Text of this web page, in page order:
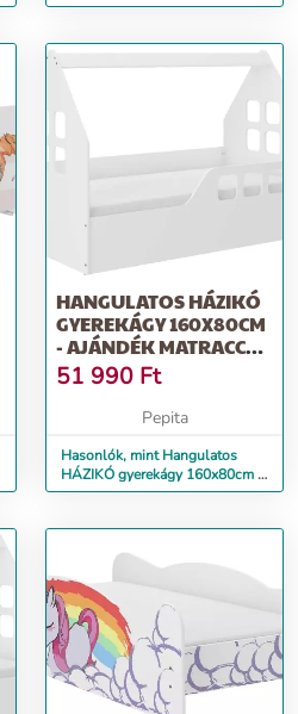
ágyneműtartó nélkül-...
HANGULATOS HÁZIKÓ
GYEREKÁGY 160X80CM
- AJÁNDÉK MATRACCAL
- JOBBOS
51 990 Ft
Pepita
Hasonlók, mint Hangulatos
HÁZIKÓ gyerekágy 160x80cm -
ajándék matraccal - jobbos